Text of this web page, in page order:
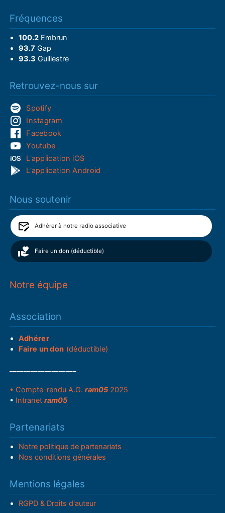
Fréquences
100.2Embrun
93.7 Gap
93.3 Guillestre
Retrouvez-nous sur
Spotify
Instagram
Facebook
Youtube
L'application iOS
L'application Android
Nous soutenir
Adhérer à notre radio associative
Faire un don (déductible)
Notre équipe
Association
Adhérer
Faire un don (déductible)
• Compte-rendu A.G.ram05 2025
• Intranetram05
Partenariats
Notre politique de partenariats
Nos conditions générales
Mentions légales
RGPD & Droits d'auteur